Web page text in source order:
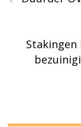
Stakingen